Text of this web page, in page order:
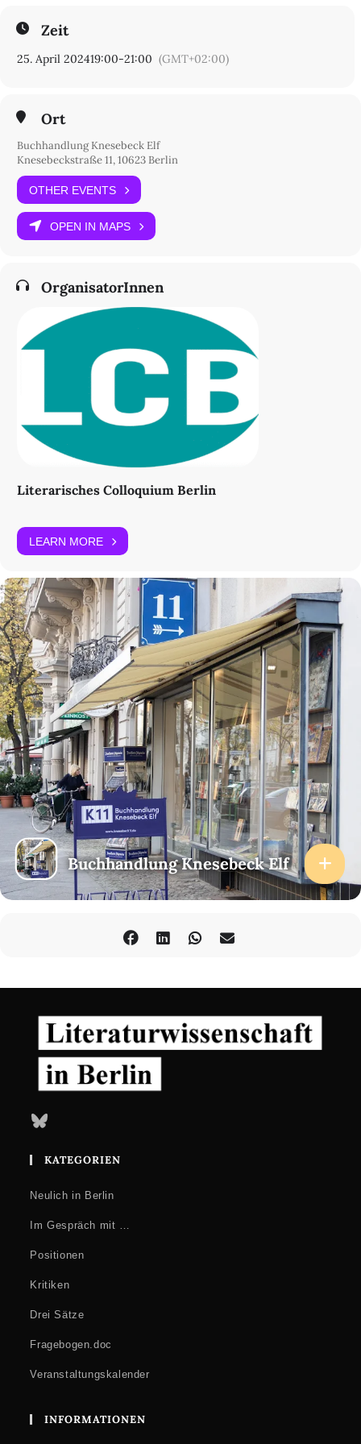
Zeit
25. April 202419:00-21:00 (GMT+02:00)
Ort
Buchhandlung Knesebeck Elf
Knesebeckstraße 11, 10623 Berlin
OTHER EVENTS
OPEN IN MAPS
OrganisatorInnen
Literarisches Colloquium Berlin
LEARN MORE
Buchhandlung Knesebeck Elf
Bluesky
KATEGORIEN
Neulich in Berlin
Im Gespräch mit …
Positionen
Kritiken
Drei Sätze
Fragebogen.doc
Veranstaltungskalender
INFORMATIONEN